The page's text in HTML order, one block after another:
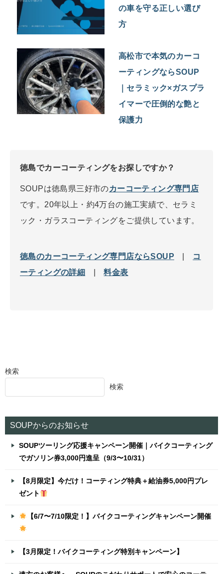
の車を守る正しい選び
方
高松市で本気のカーコ
ーティングならSOUP
｜セラミック×ガスプラ
イマーで圧倒的な艶と
保護力
徳島でカーコーティングをお探しですか？
SOUPは徳島県三好市のカーコーティング専門店
です。20年以上・約4万台の施工実績で、セラミ
ック・ガラスコーティングをご提供しています。
徳島のカーコーティング専門店ならSOUP
コ
ーティングの詳細
|料金表
検索
検索
SOUPからのお知らせ
SOUPツーリング応援キャンペーン開催｜バイクコーティング
でガソリン券3,000円進呈（9/3〜10/31）
【8月限定】今だけ！コーティング特典＋給油券5,000円プレ
ゼント
【6/7〜7/10限定！】バイクコーティングキャンペーン開催
【3月限定！バイクコーティング特別キャンペーン】